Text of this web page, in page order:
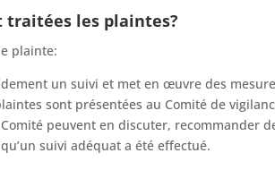
traitées les plaintes?
plainte:
un suivi et met en œuvre des
sont présentées au Comité de
peuvent en discuter, recommander
suivi adéquat a été effectué.